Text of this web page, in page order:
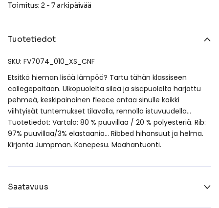
Toimitus: 2 - 7 arkipäivää
Tuotetiedot
SKU: FV7074_010_XS_CNF
Etsitkö hieman lisää lämpöä? Tartu tähän klassiseen
collegepaitaan. Ulkopuolelta sileä ja sisäpuolelta harjattu
pehmeä, keskipainoinen fleece antaa sinulle kaikki
viihtyisät tuntemukset tilavalla, rennolla istuvuudella…
Tuotetiedot: Vartalo: 80 % puuvillaa / 20 % polyesteriä. Rib:
97% puuvillaa/3% elastaania… Ribbed hihansuut ja helma.
Kirjonta Jumpman. Konepesu. Maahantuonti.
Saatavuus